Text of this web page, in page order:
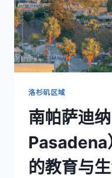
洛杉矶区域
南帕萨迪
Pasadena
的教育与